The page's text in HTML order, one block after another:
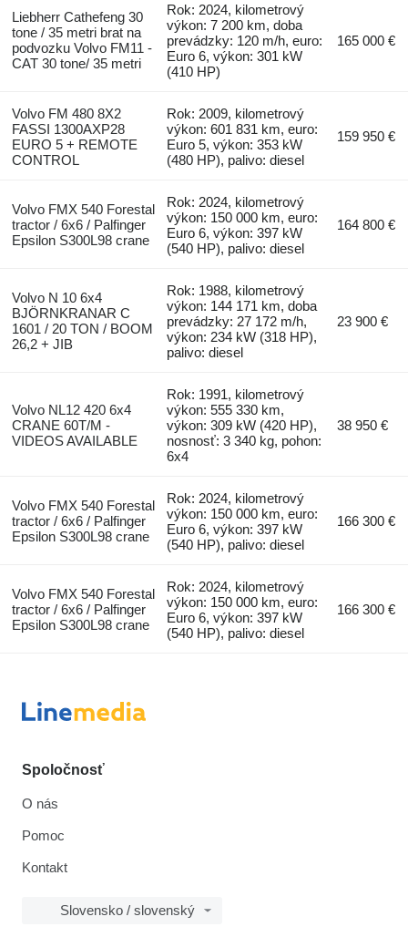
Liebherr Cathefeng 30
tone / 35 metri brat na
podvozku Volvo FM11 -
CAT 30 tone/ 35 metri
Rok: 2024, kilometrový
výkon: 7 200 km, doba
prevádzky: 120 m/h, euro:
Euro 6, výkon: 301 kW
(410 HP)
165 000 €
Volvo FM 480 8X2
FASSI 1300AXP28
EURO 5 + REMOTE
CONTROL
Rok: 2009, kilometrový
výkon: 601 831 km, euro:
Euro 5, výkon: 353 kW
(480 HP), palivo: diesel
159 950 €
Volvo FMX 540 Forestal
tractor / 6x6 / Palfinger
Epsilon S300L98 crane
Rok: 2024, kilometrový
výkon: 150 000 km, euro:
Euro 6, výkon: 397 kW
(540 HP), palivo: diesel
164 800 €
Volvo N 10 6x4
BJÖRNKRANAR C
1601 / 20 TON / BOOM
26,2 + JIB
Rok: 1988, kilometrový
výkon: 144 171 km, doba
prevádzky: 27 172 m/h,
výkon: 234 kW (318 HP),
palivo: diesel
23 900 €
Volvo NL12 420 6x4
CRANE 60T/M -
VIDEOS AVAILABLE
Rok: 1991, kilometrový
výkon: 555 330 km,
výkon: 309 kW (420 HP),
nosnosť: 3 340 kg, pohon:
6x4
38 950 €
Volvo FMX 540 Forestal
tractor / 6x6 / Palfinger
Epsilon S300L98 crane
Rok: 2024, kilometrový
výkon: 150 000 km, euro:
Euro 6, výkon: 397 kW
(540 HP), palivo: diesel
166 300 €
Volvo FMX 540 Forestal
tractor / 6x6 / Palfinger
Epsilon S300L98 crane
Rok: 2024, kilometrový
výkon: 150 000 km, euro:
Euro 6, výkon: 397 kW
(540 HP), palivo: diesel
166 300 €
Spoločnosť
O nás
Pomoc
Kontakt
Slovensko / slovenský